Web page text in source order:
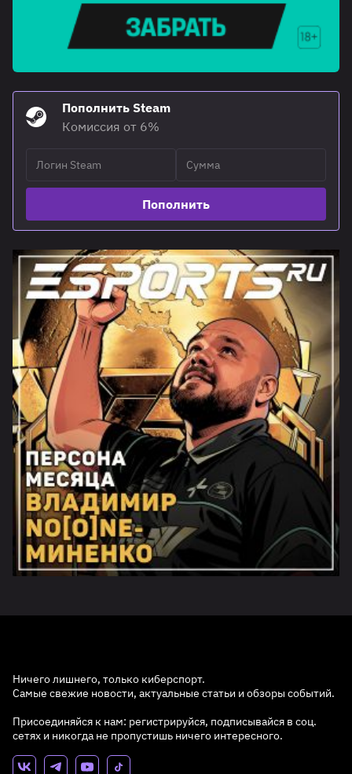
Пополнить Steam
Комиссия от 6%
Пополнить
Ничего лишнего, только киберспорт.
Самые свежие новости, актуальные статьи и обзоры событий.
Присоединяйся к нам: регистрируйся, подписывайся в соц.
сетях и никогда не пропустишь ничего интересного.